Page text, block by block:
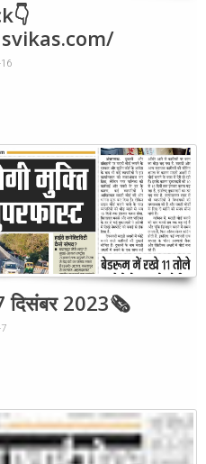
दिसंबर 2023🗞